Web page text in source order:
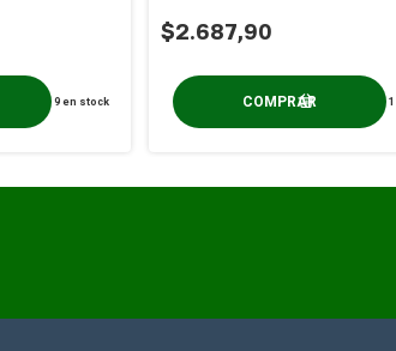
9en stock
$2.687,90
1